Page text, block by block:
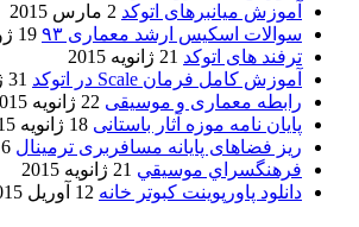
آموزش میانبرهای اتوکد 2 مارس 2015
سوالات اسکیس ارشد معماری ۹۳
19 ژوئن 2015
ترفند های اتوکد 21 ژانویه 2015
آموزش کامل فرمان Scale در اتوکد
31 ژانویه 2016
رابطه معماری و موسیقی 22 ژانویه 2015
پایان نامه موزه آثار باستانی 18 ژانویه 2015
ریز فضاهای پایانه مسافربری ترمینال 6 آوریل 2015
فرهنگسراي موسيقي 21 ژانویه 2015
دانلود پاورپوینت کبوتر خانه 12 آوریل 2015